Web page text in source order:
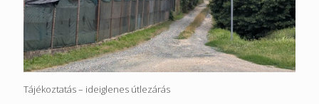
Tájékoztatás – ideiglenes útlezárás